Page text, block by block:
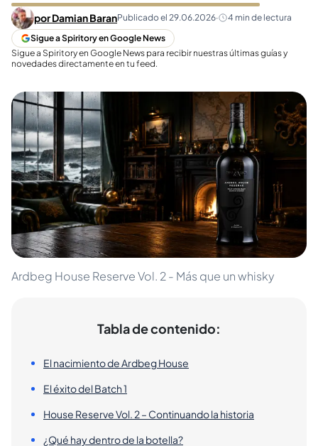
porDamian BaranPublicado el 29.06.2026· 4 min de lectura
Sigue a Spiritory en Google News
Sigue a Spiritory en Google News para recibir nuestras últimas guías y
novedades directamente en tu feed.
Ardbeg House Reserve Vol. 2 - Más que un whisky
Tabla de contenido:
El nacimiento de Ardbeg House
El éxito del Batch 1
House Reserve Vol. 2 – Continuando la historia
¿Qué hay dentro de la botella?